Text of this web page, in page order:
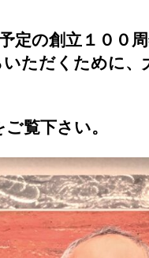
定の創立１００
ただくために、
覧下さい。